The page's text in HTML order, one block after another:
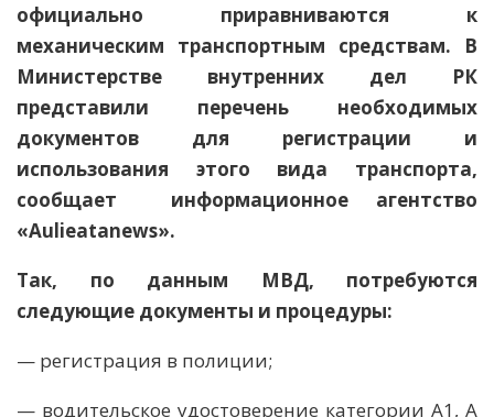
официально приравниваются к
механическим транспортным средствам. В
Министерстве внутренних дел РК
представили перечень необходимых
документов для регистрации и
использования этого вида транспорта,
сообщает информационное агентство
«Aulieatanews».
Так, по данным МВД, потребуются
следующие документы и процедуры:
— регистрация в полиции;
— водительское удостоверение категории А1, А